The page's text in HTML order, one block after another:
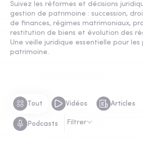
Suivez les réformes et décisions
gestion de patrimoine : succession,
de finances, régimes matrimoniaux,
restitution de biens et évolution des
Une veille juridique essentielle pour les
patrimoine.
Tout Vidéos Articles
Podcasts Filtrer